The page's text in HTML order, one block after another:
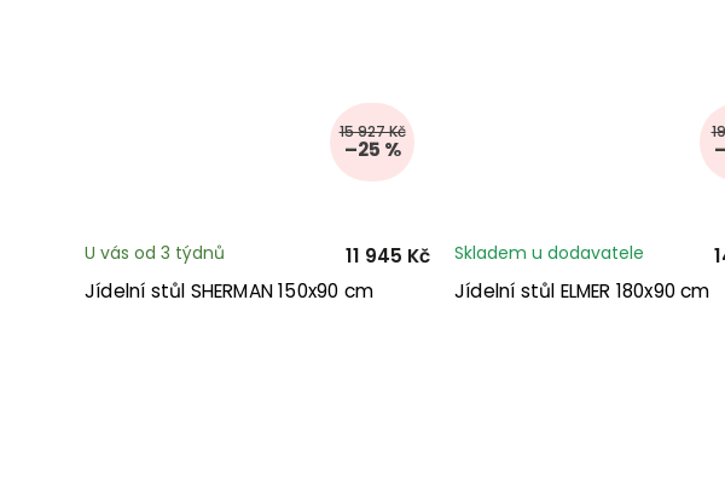
15 927 Kč
–25 %
Jídelní stůl SHERMAN 150x90 cm
U vás od 3 týdnů 11 945 Kč
Jídelní stůl ELMER 180x90 cm
Skladem u dodavatele